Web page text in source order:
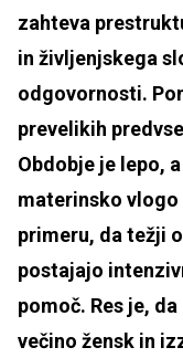
zahteva
in življenjskega
odgovornosti.
prevelikih
Obdobje je lepo,
materinsko vlogo
primeru, da težji
postajajo
pomoč. Res je,
večino žensk in